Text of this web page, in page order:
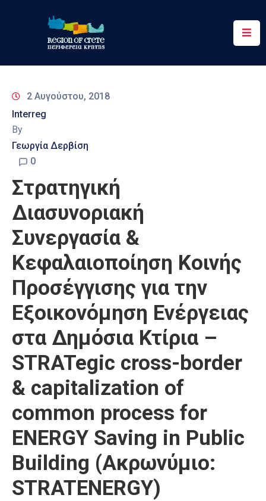
Περιφέρεια
&
Δράσεις
Ψηφιακές
Επικοινωνία
2 Αυγούστου, 2018
Interreg
By
Γεωργία Δερβίση
0
Στρατηγική
Διασυνοριακή
Συνεργασία &
Κεφαλαιοποίηση Κοινής
Προσέγγισης για την
Εξοικονόμηση Ενέργειας
στα Δημόσια Κτίρια –
STRATegic cross-border
& capitalization of
common process for
ENERGY Saving in Public
Building (Ακρωνύμιο:
STRATENERGY)